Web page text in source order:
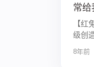
常给
【
级创
走心
直觉
8年前